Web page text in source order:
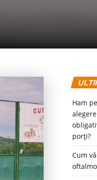
Ham
porți?
Cum